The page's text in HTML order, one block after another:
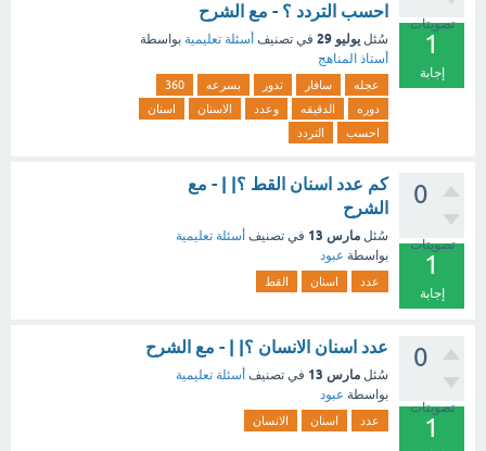
تصويتات
1
إجابة
احسب التردد ؟ - مع الشرح
سُئل يوليو 29 في تصنيف أسئلة تعليمية بواسطة
أستاذ المناهج
عجله سافار تدور بسرعه
360
دوره
الدقيقه وعدد الاسنان
اسنان
احسب
التردد
0
تصويتات
1
إجابة
كم عدد اسنان القط ؟| | - مع
الشرح
سُئل مارس 13 في تصنيف أسئلة تعليمية
بواسطة عبود
عدد اسنان القط
0
تصويتات
1
عدد اسنان الانسان ؟| | - مع الشرح
سُئل مارس 13 في تصنيف أسئلة تعليمية
بواسطة عبود
عدد اسنان الانسان